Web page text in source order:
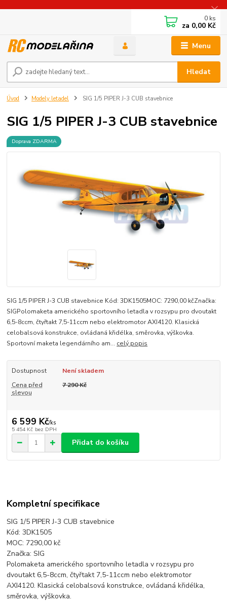
Menu
Hledat
0 ks
za 0,00 Kč
Úvod Modely letadel SIG 1/5 PIPER J-3 CUB stavebnice
SIG 1/5 PIPER J-3 CUB stavebnice
Doprava ZDARMA
SIG 1/5 PIPER J-3 CUB stavebnice Kód: 3DK1505MOC: 7290,00 kčZnačka:
SIGPolomaketa amerického sportovního letadla v rozsypu pro dvoutakt
6,5-8ccm, čtyřtakt 7,5-11ccm nebo elektromotor AXI4120. Klasická
celobalsová konstrukce, ovládaná křidélka, směrovka, výškovka.
Sportovní maketa legendárního am... celý popis
Dostupnost
Není skladem
Cena před
slevou
7 290 Kč
6 599 Kč/ks
5 454 Kč bez DPH
Přidat do košíku
Kompletní specifikace
SIG 1/5 PIPER J-3 CUB stavebnice
Kód: 3DK1505
MOC: 7290,00 kč
Značka: SIG
Polomaketa amerického sportovního letadla v rozsypu pro
dvoutakt 6,5-8ccm, čtyřtakt 7,5-11ccm nebo elektromotor
AXI4120. Klasická celobalsová konstrukce, ovládaná křidélka,
směrovka, výškovka.